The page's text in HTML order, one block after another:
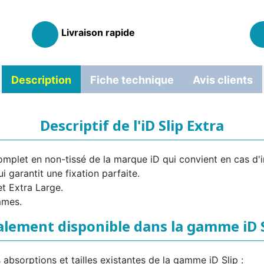
Livraison rapide
Description Fiche technique Avis clients
Descriptif de l'iD Slip Extra
en non-tissé de la marque iD qui convient en cas
garantit une fixation parfaite.
Extra Large.
disponible dans la gamme iD
et tailles existantes de la gamme iD Slip :